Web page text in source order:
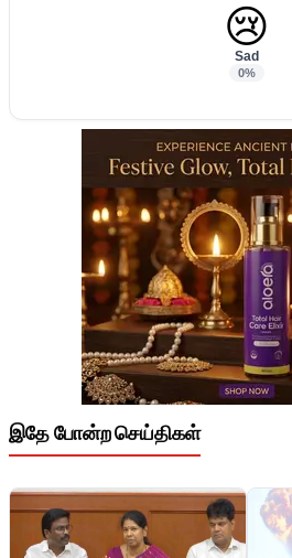
😢
Sad
0%
இதே போன்ற செய்திகள்